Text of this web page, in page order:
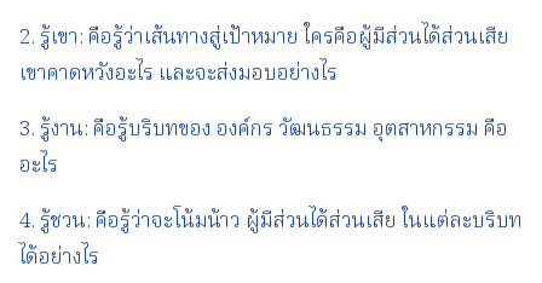
2. รู้เขา: คือรู้ว่าเส้นทางสู่เป้าหมาย ใครคือผู้มีส่วนได้ส่วนเสีย
เขาคาดหวังอะไร และจะส่งมอบอย่างไร
3. รู้งาน: คือรู้บริบทของ องค์กร วัฒนธรรม อุตสาหกรรม คือ
อะไร
4. รู้ชวน: คือรู้ว่าจะโน้มน้าว ผู้มีส่วนได้ส่วนเสีย ในแต่ละบริบท
ได้อย่างไร